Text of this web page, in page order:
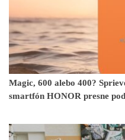
Magic, 600 alebo 400?
smartfón HONOR presne